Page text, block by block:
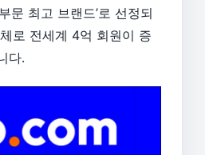
문 최고 브랜드’로 선정되
로 전세계 4억 회원이 증
다.